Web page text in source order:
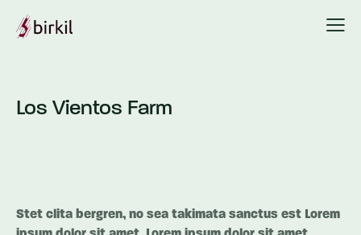
Los Vientos Farm
Stet clita bergren, no sea takimata sanctus est Lorem